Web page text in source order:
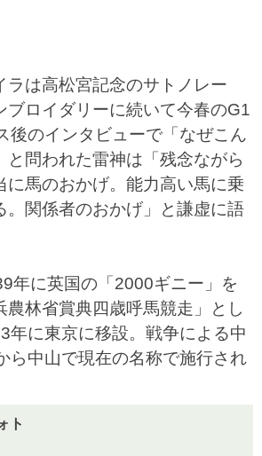
は高松宮記念のサトノレー
ブロイダリーに続いて今春のG1
後のインタビューで「なぜこん
と問われた雷神は「残念ながら
に馬のおかげ。能力高い馬に乗
。関係者のおかげ」と謙虚に語
に英国の「2000ギニー」を
農林省賞典四歳呼馬競走」とし
年に東京に移設。戦争による中
ら中山で現在の名称で施行され
ト